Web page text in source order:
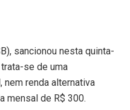
sancionou nesta quinta-
se de uma
renda alternativa
mensal de R$ 300.